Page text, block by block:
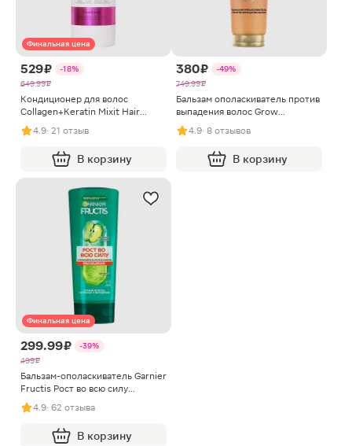
Финальная цена
529 ₽
-18%
649.99 ₽
Кондиционер для волос
Collagen+Keratin Mixit Hair
Expert 1л
4.9· 21 отзыв
В корзину
380 ₽
-49%
749.99 ₽
Бальзам ополаскиватель против
выпадения волос Grow
Abundant Pantene 250мл
4.9· 8 отзывов
В корзину
Финальная цена
299.99 ₽
-39%
499 ₽
Бальзам-ополаскиватель Garnier
Fructis Рост во всю силу
Укрепляющий с экстрактом
яблока и ниацином для
ослабленных волос склонных к
выпадению 387мл
4.9· 62 отзыва
В корзину